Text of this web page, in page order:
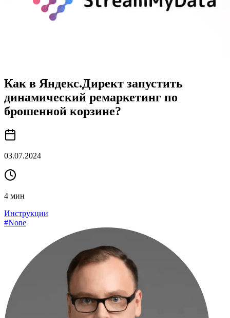
Как в Яндекс.Директ запустить
динамический ремаркетинг по
брошенной корзине?
03.07.2024
4 мин
Инструкции
#None